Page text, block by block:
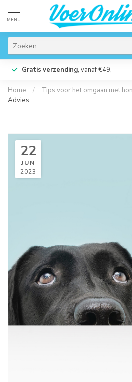
MENU
Gratis verzending, vanaf €49,-
Home / Tips voor het omgaan met
Advies
22
JUN
2023